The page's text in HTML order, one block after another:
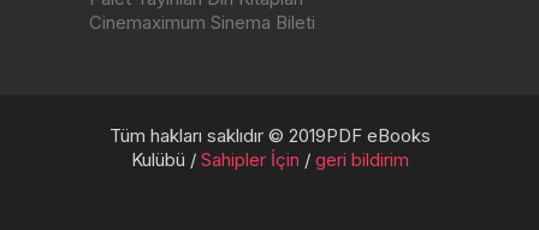
Cinemaximum Sinema Bileti
Tüm hakları saklıdır © 2019PDF eBooks
Kulübü / Sahipler İçin / geri bildirim